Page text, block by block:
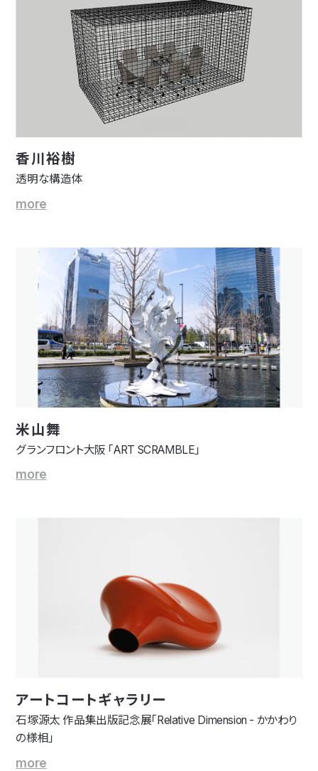
香川裕樹
透明な構造体
more
米山舞
グランフロント大阪 「ART SCRAMBLE」
more
アートコートギャラリー
石塚源太 作品集出版記念展「Relative Dimension - かかわり
の様相」
more